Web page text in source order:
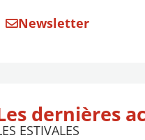
Newsletter
dernières
ESTIVALES